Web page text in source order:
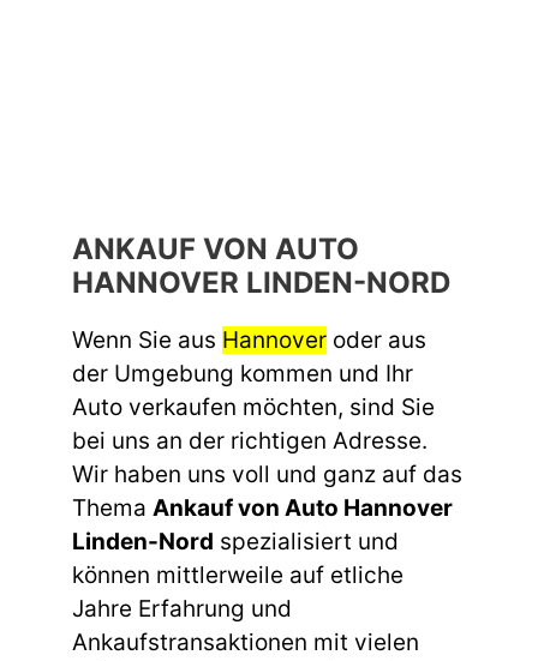
ANKAUF VON AUTO
HANNOVER LINDEN-NORD
Wenn Sie aus Hannover oder aus
der Umgebung kommen und Ihr
Auto verkaufen möchten, sind Sie
bei uns an der richtigen Adresse.
Wir haben uns voll und ganz auf das
Thema Ankauf von Auto Hannover
Linden-Nord spezialisiert und
können mittlerweile auf etliche
Jahre Erfahrung und
Ankaufstransaktionen mit vielen